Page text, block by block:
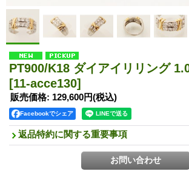
PT900/K18 ダイアイリリング
[11-acce130]
販売価格: 129,600円(税込)
Facebookでシェア
返品特約に関する重要事項